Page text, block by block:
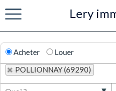
Lery
Acheter
Louer
POLLIONNAY (69290)